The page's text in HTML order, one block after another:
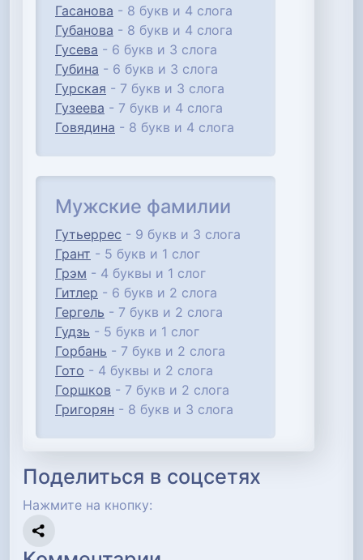
Гасанова - 8 букв и 4 слога
Губанова - 8 букв и 4 слога
Гусева - 6 букв и 3 слога
Губина - 6 букв и 3 слога
Гурская - 7 букв и 3 слога
Гузеева - 7 букв и 4 слога
Говядина - 8 букв и 4 слога
Мужские фамилии
Гутьеррес - 9 букв и 3 слога
Грант - 5 букв и 1 слог
Грэм - 4 буквы и 1 слог
Гитлер - 6 букв и 2 слога
Гергель - 7 букв и 2 слога
Гудзь - 5 букв и 1 слог
Горбань - 7 букв и 2 слога
Гото - 4 буквы и 2 слога
Горшков - 7 букв и 2 слога
Григорян - 8 букв и 3 слога
Поделиться в соцсетях
Нажмите на кнопку: